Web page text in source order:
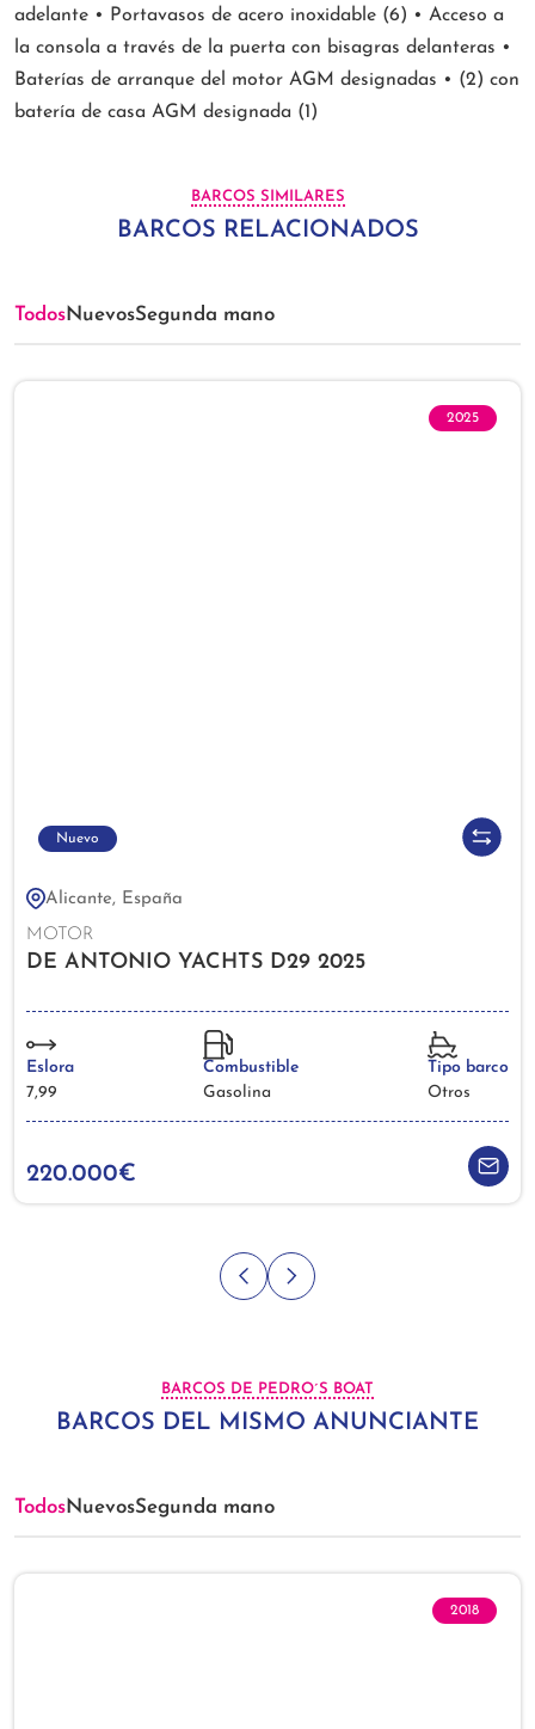
adelante • Portavasos de acero inoxidable (6) • Acceso a
la consola a través de la puerta con bisagras delanteras •
Baterías de arranque del motor AGM designadas • (2) con
batería de casa AGM designada (1)
BARCOS SIMILARES
BARCOS RELACIONADOS
TodosNuevosSegunda mano
2025
Nuevo
Alicante, España
MOTOR
DE ANTONIO YACHTS D29 2025
Eslora
7,99
Combustible
Gasolina
Tipo barco
Otros
220.000€
BARCOS DE PEDRO´S BOAT
BARCOS DEL MISMO ANUNCIANTE
TodosNuevosSegunda mano
2018